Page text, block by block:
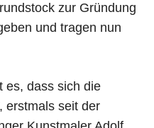
zur Gründung
und tragen nun
es, dass sich die
erstmals seit der